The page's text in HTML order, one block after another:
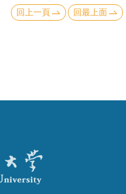
回上一頁 回最上面